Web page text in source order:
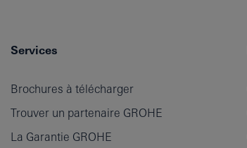
Services
Brochures à télécharger
Trouver un partenaire GROHE
La Garantie GROHE